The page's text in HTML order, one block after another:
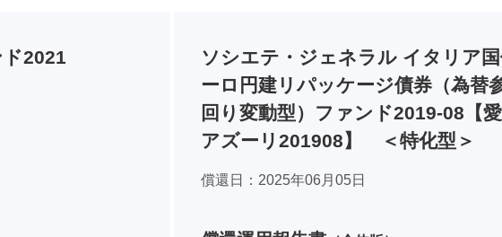
2021
ソシエテ・ジェネラル イタリア
ーロ円建リパッケージ債券（為替
回り変動型）ファンド2019-08【
アズーリ201908】 ＜特化型＞
償還日 2025年06月05日